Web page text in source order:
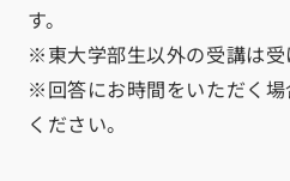
す。
※東大学部生以外の受講は受
※回答にお時間をいただく
ください。